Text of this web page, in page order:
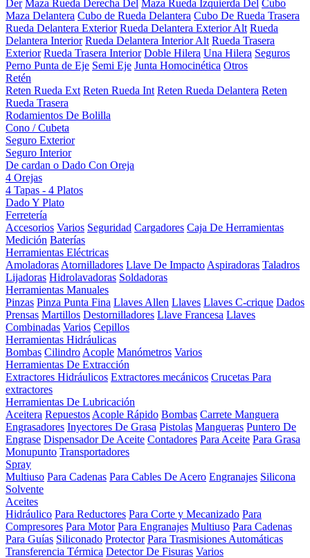
Der Maza Rueda Derecha Del Maza Rueda Izquierda Del Cubo
Maza Delantera Cubo de Rueda Delantera Cubo De Rueda Trasera
Rueda Delantera Exterior Rueda Delantera Exterior Alt Rueda
Delantera Interior Rueda Delantera Interior Alt Rueda Trasera
Exterior Rueda Trasera Interior Doble Hilera Una Hilera Seguros
Perno Punta de Eje Semi Eje Junta Homocinética Otros
Retén
Reten Rueda Ext Reten Rueda Int Reten Rueda Delantera Reten
Rueda Trasera
Rodamientos De Bolilla
Cono / Cubeta
Seguro Exterior
Seguro Interior
De cardan o Dado Con Oreja
4 Orejas
4 Tapas - 4 Platos
Dado Y Plato
Ferretería
Accesorios Varios Seguridad Cargadores Caja De Herramientas
Medición Baterías
Herramientas Eléctricas
Amoladoras Atornilladores Llave De Impacto Aspiradoras Taladros
Lijadoras Hidrolavadoras Soldadoras
Herramientas Manuales
Pinzas Pinza Punta Fina Llaves Allen Llaves Llaves C-crique Dados
Prensas Martillos Destornilladores Llave Francesa Llaves
Combinadas Varios Cepillos
Herramientas Hidráulicas
Bombas Cilindro Acople Manómetros Varios
Herramientas De Extracción
Extractores Hidráulicos Extractores mecánicos Crucetas Para
extractores
Herramientas De Lubricación
Aceitera Repuestos Acople Rápido Bombas Carrete Manguera
Engrasadores Inyectores De Grasa Pistolas Mangueras Puntero De
Engrase Dispensador De Aceite Contadores Para Aceite Para Grasa
Monupunto Transportadores
Spray
Multiuso Para Cadenas Para Cables De Acero Engranajes Silicona
Solvente
Aceites
Hidráulico Para Reductores Para Corte y Mecanizado Para
Compresores Para Motor Para Engranajes Multiuso Para Cadenas
Para Guías Siliconado Protector Para Trasmisiones Automáticas
Transferencia Térmica Detector De Fisuras Varios